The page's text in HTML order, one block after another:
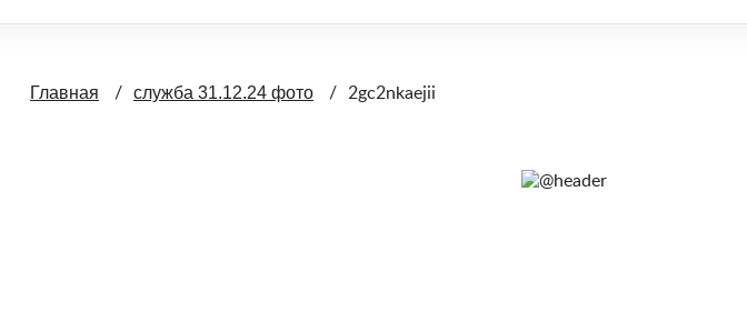
Главная служба 31.12.24 фото 2gc2nkaejii